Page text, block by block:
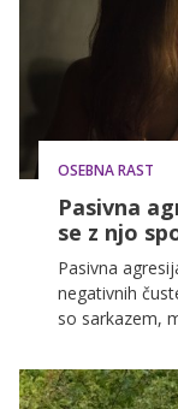
OSEBNA RAST
Pasivna
se z njo
Pasivna
negativnih
so sarkazem,